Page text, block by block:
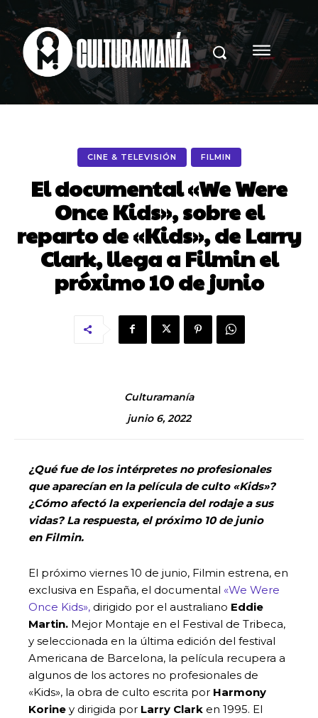
CINE & TELEVISIÓN FILMIN
El documental «We Were
Once Kids», sobre el
reparto de «Kids», de Larry
Clark, llega a Filmin el
próximo 10 de junio
Culturamanía
junio 6, 2022
¿Qué fue de los intérpretes no profesionales
que aparecían en la película de culto «Kids»?
¿Cómo afectó la experiencia del rodaje a sus
vidas? La respuesta, el próximo 10 de junio
en Filmin.
El próximo viernes 10 de junio, Filmin estrena, en
exclusiva en España, el documental «We Were
Once Kids», dirigido por el australiano Eddie
Martin. Mejor Montaje en el Festival de Tribeca,
y seleccionada en la última edición del festival
Americana de Barcelona, la película recupera a
algunos de los actores no profesionales de
«Kids», la obra de culto escrita por Harmony
Korine y dirigida por Larry Clark en 1995. El